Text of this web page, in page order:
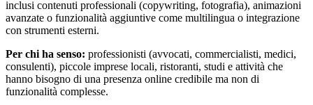
inclusi contenuti professionali (copywriting, fotografia), animazioni
avanzate o funzionalità aggiuntive come multilingua o integrazione
con strumenti esterni.
Per chi ha senso: professionisti (avvocati, commercialisti, medici,
consulenti), piccole imprese locali, ristoranti, studi e attività che
hanno bisogno di una presenza online credibile ma non di
funzionalità complesse.